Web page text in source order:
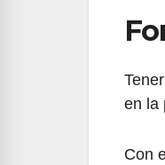
en la
Con